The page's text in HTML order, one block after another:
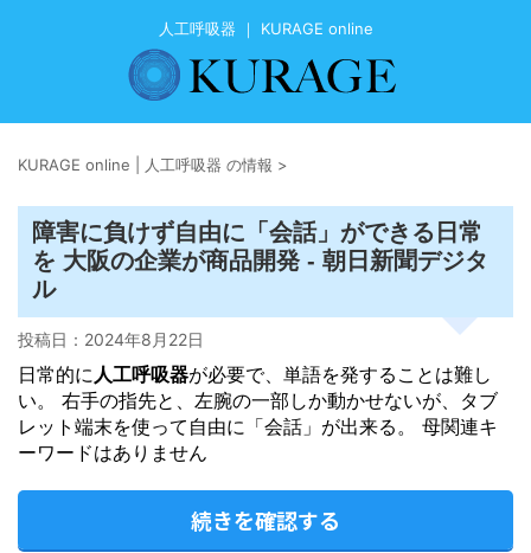
人工呼吸器 ｜ KURAGE online
KURAGE online | 人工呼吸器 の情報 >
障害に負けず自由に「会話」ができる日常
を 大阪の企業が商品開発 - 朝日新聞デジタ
ル
投稿日： 2024年8月22日
日常的に人工呼吸器が必要で、単語を発することは難し
い。 右手の指先と、左腕の一部しか動かせないが、タブ
レット端末を使って自由に「会話」が出来る。 母関連キ
ーワードはありません
続きを確認する